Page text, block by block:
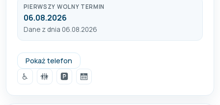
PIERWSZY WOLNY TERMIN
06.08.2026
Dane z dnia 06.08.2026
Pokaż telefon
535 111 000
♿
🚻 🅿️ 🛗